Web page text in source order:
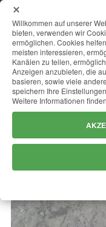
Willkommen auf unserer
bieten, verwenden wir
ermöglichen. Cookies
meisten interessieren,
Kanälen zu teilen,
Anzeigen anzubieten, die
basieren, sowie viele
speichern Ihre
Weitere Informationen